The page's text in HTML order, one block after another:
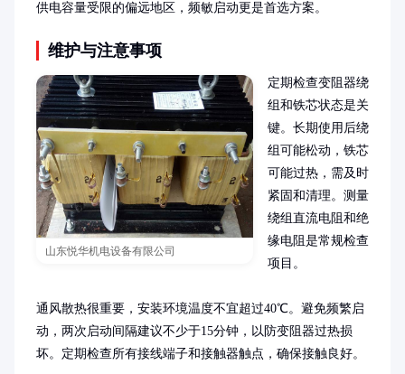
供电容量受限的偏远地区，频敏启动更是首选方案。
维护与注意事项
山东悦华机电设备有限公司
定期检查变阻器绕
组和铁芯状态是关
键。长期使用后绕
组可能松动，铁芯
可能过热，需及时
紧固和清理。测量
绕组直流电阻和绝
缘电阻是常规检查
项目。
通风散热很重要，安装环境温度不宜超过40℃。避免频繁启
动，两次启动间隔建议不少于15分钟，以防变阻器过热损
坏。定期检查所有接线端子和接触器触点，确保接触良好。